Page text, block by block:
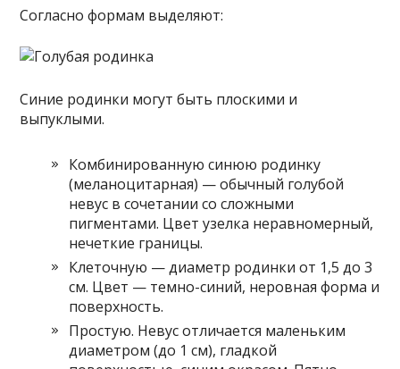
Согласно формам выделяют:
Синие родинки могут быть плоскими и
выпуклыми.
Комбинированную синюю родинку
(меланоцитарная) — обычный голубой
невус в сочетании со сложными
пигментами. Цвет узелка неравномерный,
нечеткие границы.
Клеточную — диаметр родинки от 1,5 до 3
см. Цвет — темно-синий, неровная форма и
поверхность.
Простую. Невус отличается маленьким
диаметром (до 1 см), гладкой